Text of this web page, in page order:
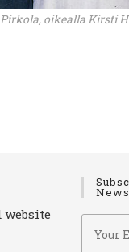
oikealla Kirsti
website